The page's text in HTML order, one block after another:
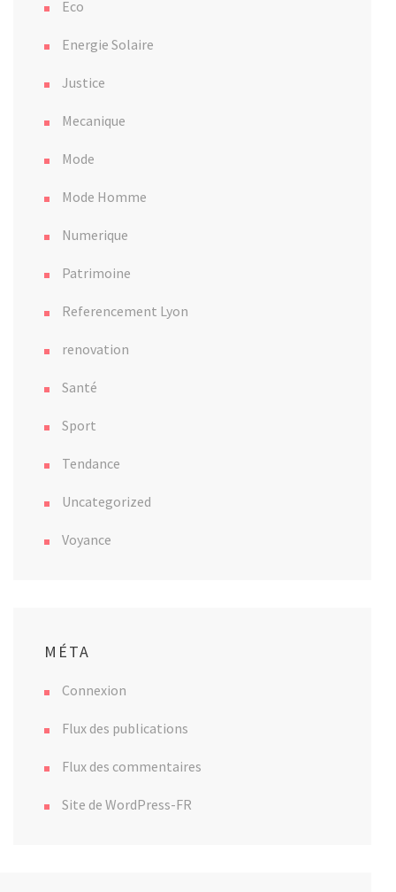
Eco
Energie Solaire
Justice
Mecanique
Mode
Mode Homme
Numerique
Patrimoine
Referencement Lyon
renovation
Santé
Sport
Tendance
Uncategorized
Voyance
MÉTA
Connexion
Flux des publications
Flux des commentaires
Site de WordPress-FR